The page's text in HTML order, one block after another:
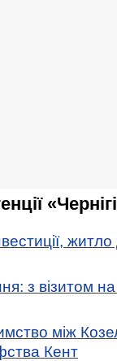
з візитом
між
Кент